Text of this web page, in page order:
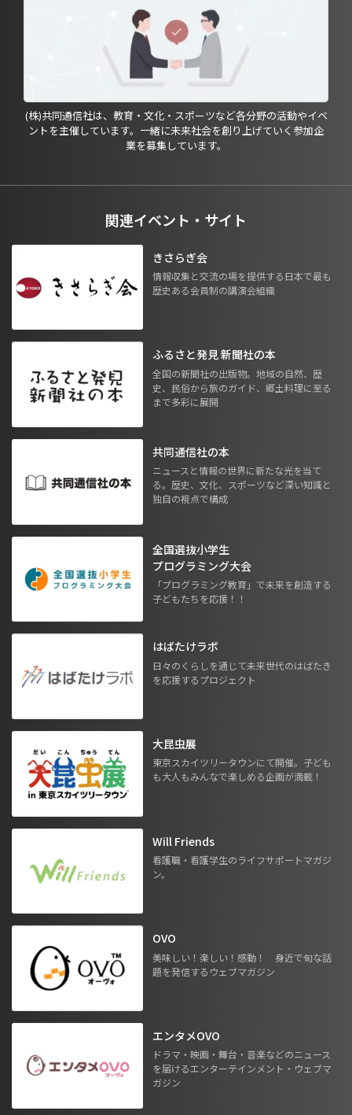
(株)共同通信社は、教育・文化・スポーツなど各分野の活動やイベ
ントを主催しています。一緒に未来社会を創り上げていく参加企
業を募集しています。
関連イベント・サイト
きさらぎ会
情報収集と交流の場を提供する日本で最も
歴史ある会員制の講演会組織
ふるさと発見 新聞社の本
全国の新聞社の出版物。地域の自然、歴
史、民俗から旅のガイド、郷土料理に至る
まで多彩に展開
共同通信社の本
ニュースと情報の世界に新たな光を当て
る。歴史、文化、スポーツなど深い知識と
独自の視点で構成
全国選抜小学生
プログラミング大会
「プログラミング教育」で未来を創造する
子どもたちを応援！！
はばたけラボ
日々のくらしを通じて未来世代のはばたき
を応援するプロジェクト
大昆虫展
東京スカイツリータウンにて開催。子ども
も大人もみんなで楽しめる企画が満載！
Will Friends
看護職・看護学生のライフサポートマガジ
ン。
OVO
美味しい！楽しい！感動！ 身近で旬な話
題を発信するウェブマガジン
エンタメOVO
ドラマ・映画・舞台・音楽などのニュース
を届けるエンターテインメント・ウェブマ
ガジン